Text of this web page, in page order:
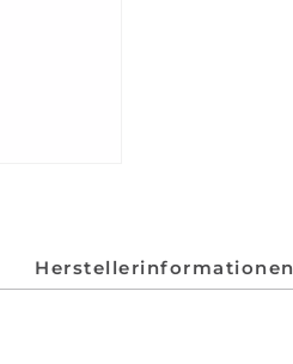
Herstellerinformationen